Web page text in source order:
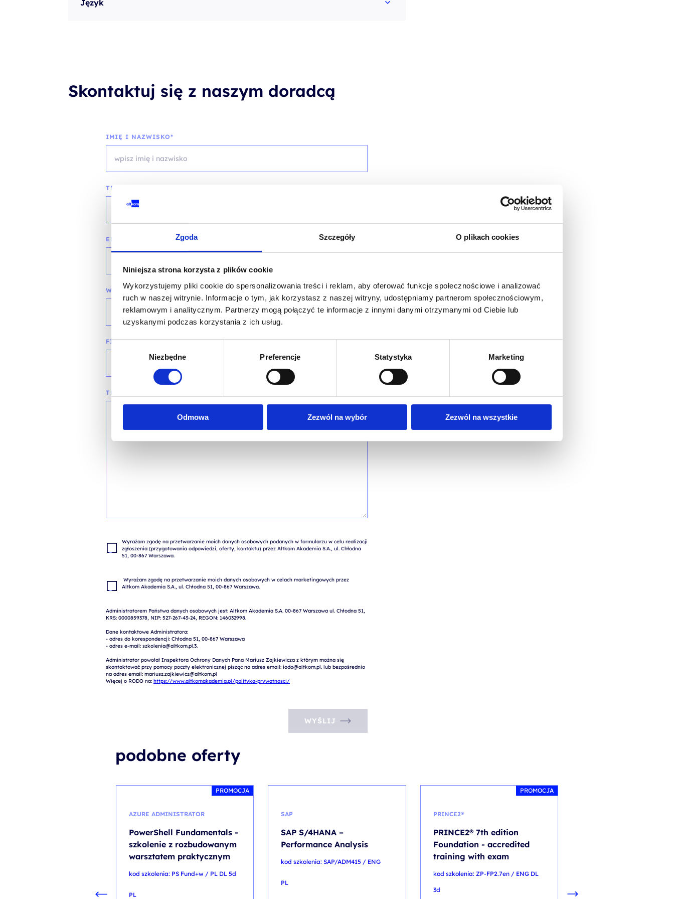
Zgoda Szczegóły O plikach cookies
Niniejsza strona korzysta z plików cookie
Wykorzystujemy pliki cookie do spersonalizowania treści i reklam, aby oferować funkcje społecznościowe i analizować
ruch w naszej witrynie. Informacje o tym, jak korzystasz z naszej witryny, udostępniamy partnerom społecznościowym,
reklamowym i analitycznym. Partnerzy mogą połączyć te informacje z innymi danymi otrzymanymi od Ciebie lub
uzyskanymi podczas korzystania z ich usług.
Wybór
Niezbędne Preferencje Statystyka Marketing
Odmowa Zezwól na wybór Zezwól na wszystkie
Język
Skontaktuj się z naszym doradcą
IMIĘ I NAZWISKO*
TELEFON KONTAKTOWY*
EMAIL*
WOJEWÓDZTWO*
wybierz województwo
FIRMA
TREŚĆ WIADOMOŚCI*
Wyrażam zgodę na przetwarzanie moich danych osobowych podanych w formularzu w celu realizacji
zgłoszenia (przygotowania odpowiedzi, oferty, kontaktu) przez Altkom Akademia S.A., ul. Chłodna
Administratorem Państwa danych osobowych jest: Altkom Akademia S.A. 00-867 Warszawa ul. Chłodna 51,
KRS: 0000859378, NIP: 527-267-43-24, REGON: 146032998.
Dane kontaktowe Administratora:
- adres do korespondencji: Chłodna 51, 00-867 Warszawa
- adres e-mail: szkolenia@altkom.pl.3.
Administrator powołał Inspektora Ochrony Danych Pana Mariusz Zajkiewicza z którym można się
skontaktować przy pomocy poczty elektronicznej pisząc na adres email: iodo@altkom.pl. lub bezpośrednio
na adres email: mariusz.zajkiewicz@altkom.pl
Więcej o RODO na: https://www.altkomakademia.pl/polityka-prywatnosci/
WYŚLIJ
podobne oferty
PROMOCJA
AZURE ADMINISTRATOR
PowerShell Fundamentals -
szkolenie z rozbudowanym
warsztatem praktycznym
kod szkolenia: PS Fund+w / PL DL 5d
PL
SAP
SAP S/4HANA –
Performance Analysis
kod szkolenia: SAP/ADM415 / ENG
PL
PROMOCJA
PRINCE2®
PRINCE2® 7th edition
Foundation - accredited
training with exam
kod szkolenia: ZP-FP2.7en / ENG DL
3d